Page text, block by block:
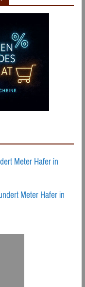
Meter Hafer in
Meter Hafer in